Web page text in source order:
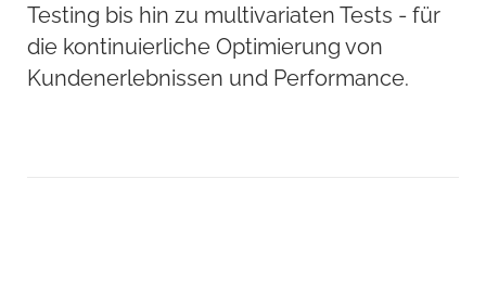
Testing bis hin zu multivariaten Tests - für
die kontinuierliche Optimierung von
Kundenerlebnissen und Performance.